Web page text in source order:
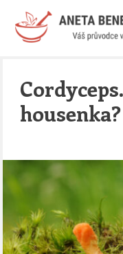
housenka?